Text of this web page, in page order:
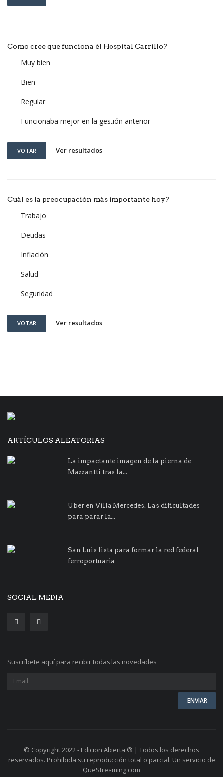
Como cree que funciona él Hospital Carrillo?
Muy bien
Bien
Regular
Funcionaba mejor en la gestión anterior
VOTAR Ver resultados
Cuál es la preocupación más importante hoy?
Trabajo
Deudas
Inflación
Salud
Seguridad
VOTAR Ver resultados
ARTÍCULOS ALEATORIAS
La impactante imagen de la pierna de
Mazzantti tras la...
Uber en Villa Mercedes. Las dificultades
para parar la...
San Luis lista para formar la red federal
ferroportuaria
SOCIAL MEDIA
Suscríbete aquí para recibir todas las novedades
© Copyright 2022 - Edicion Abierta ® | Todos los derechos
reservados. Prohibida su reproducción total o parcial. Un servicio de
QueStreaming.com